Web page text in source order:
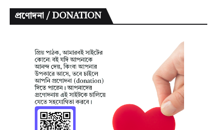
প্রণোদনা / DONATION